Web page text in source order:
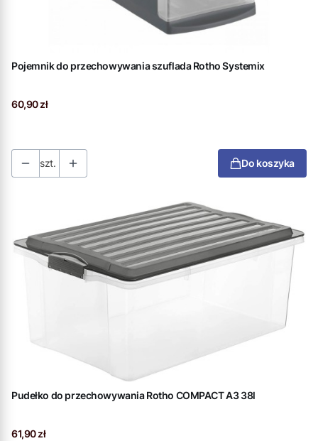
Pojemnik do przechowywania szuflada Rotho Systemix
Cena
60,90 zł
szt. Do koszyka
Pudełko do przechowywania Rotho COMPACT A3 38l
Cena
61,90 zł